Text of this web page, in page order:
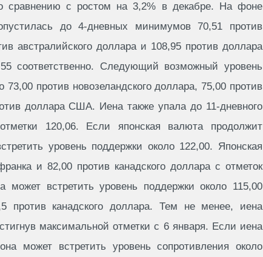
сравнению с ростом на 3,2% в декабре. На фоне
до 4-дневных минимумов 70,51 против
австралийского доллара и 108,95 против доллара
соответственно. Следующий возможный уровень
против новозеландского доллара, 75,00 против
доллара США. Иена также упала до 11-дневного
120,06. Если японская валюта продолжит
уровень поддержки около 122,00. Японская
и 82,00 против канадского доллара с отметок
может встретить уровень поддержки около 115,00
против канадского доллара. Тем не менее, иена
максимальной отметки с 6 января. Если иена
может встретить уровень сопротивления около